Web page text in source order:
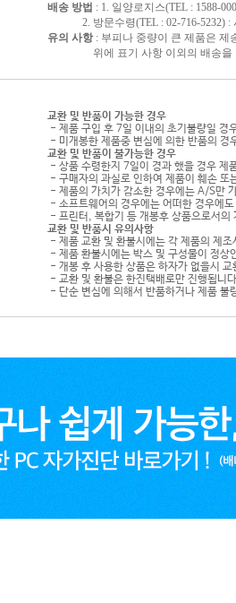
배송 방법 : 1. 일양로지스(TEL : 1588-
2. 방문수령(TEL : 02-716-5232) :
유의 사항: 부피나 중량이 큰 제품은 제
위에 표기 사항 이외의 배송을 원
교환 및 반품이 가능한 경우
- 제품 구입 후 7일 이내의 초기불량일 경
- 미개봉한 제품중 변심에 의한 반품의 경
교환 및 반품이 불가능한 경우
- 상품 수령한지 7일이 경과 했을 경우 제
- 구매자의 과실로 인하여 제품이 훼손 또
- 제품의 가치가 감소한 경우에는 A/S만
- 소프트웨어의 경우에는 어떠한 경우에
- 프린터, 복합기 등 개봉후 상품으로서의
교환 및 반품시 유의사항
- 제품 교환 및 환불시에는 각 제품의 제
- 제품 환불시에는 박스 및 구성물이 정상
- 개봉 후 사용한 상품은 하자가 없을시
- 교환 및 환불은 한진택배로만 진행됩니
- 단순 변심에 의해서 반품하거나 제품